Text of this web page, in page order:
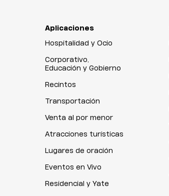
Aplicaciones
Hospitalidad y Ocio
Corporativo,
Educación y Gobierno
Recintos
Transportación
Venta al por menor
Atracciones turísticas
Lugares de oración
Eventos en Vivo
Residencial y Yate